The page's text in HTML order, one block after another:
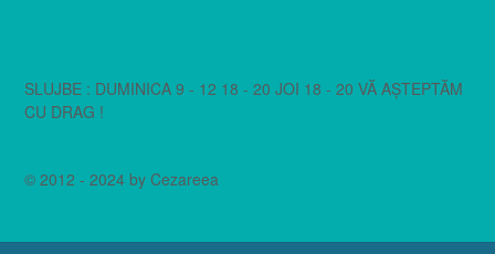
SLUJBE : DUMINICA 9 - 12 18 - 20 JOI 18 - 20 VĂ AȘTEPTĂM
CU DRAG !
© 2012 - 2024 by Cezareea